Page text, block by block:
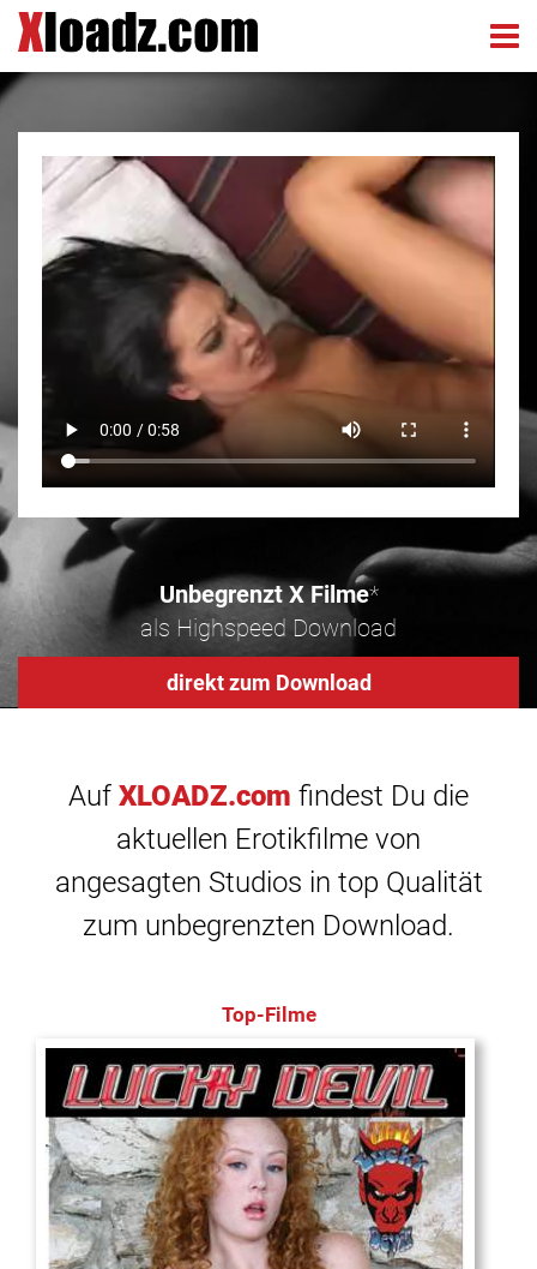
Unbegrenzt X Filme*
als Highspeed Download
direkt zum Download
Auf XLOADZ.com findest Du die
aktuellen Erotikfilme von
angesagten Studios in top Qualität
zum unbegrenzten Download.
Top-Filme